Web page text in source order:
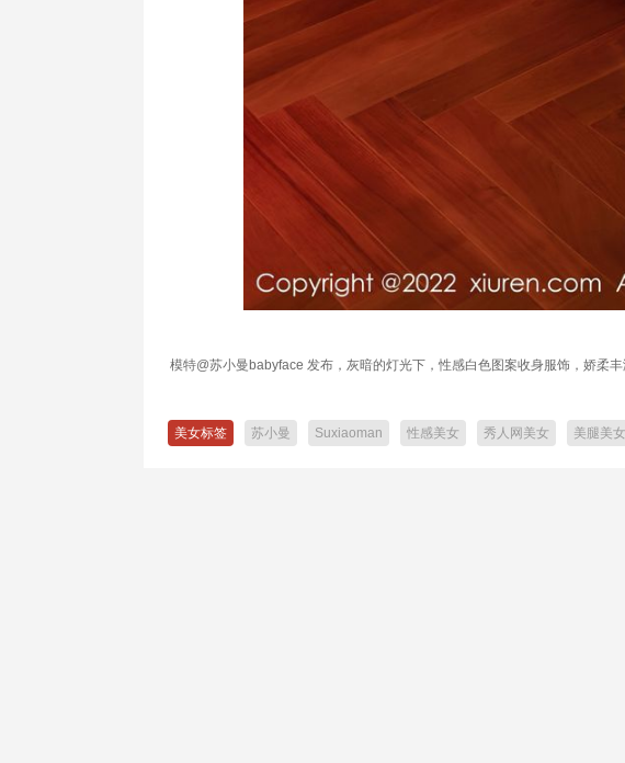
模特@苏小曼babyface 发布，灰暗的灯光下，性感白色图案收身服饰，娇柔
美女标签 苏小曼 Suxiaoman 性感美女 秀人网美女 美腿美女